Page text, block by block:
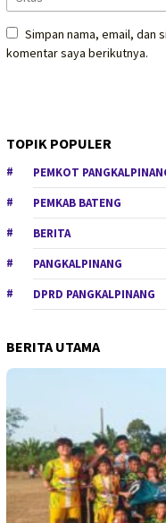
Simpan nama, email, dan
komentar saya berikutnya.
TOPIK POPULER
PEMKOT
PEMKAB BATENG
BERITA
PANGKALPINANG
DPRD PANGKALPINANG
BERITA UTAMA